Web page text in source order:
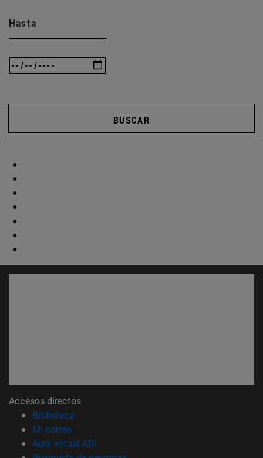
Hasta
BUSCAR
Accesos directos
Biblioteca
Mi correo(abre en nueva ventana)
Aula virtual ADI